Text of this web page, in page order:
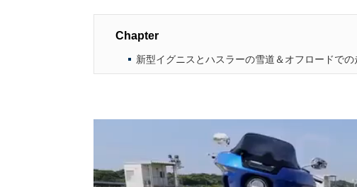
Chapter
新型イグニスとハスラーの雪道＆オフロードでの